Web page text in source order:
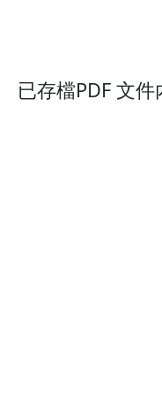
已存檔PDF 文件